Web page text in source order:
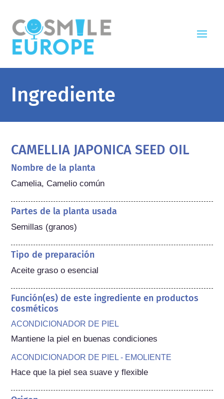
Ingrediente
CAMELLIA JAPONICA SEED OIL
Nombre de la planta
Camelia, Camelio común
Partes de la planta usada
Semillas (granos)
Tipo de preparación
Aceite graso o esencial
Función(es) de este ingrediente en productos
cosméticos
ACONDICIONADOR DE PIEL
Mantiene la piel en buenas condiciones
ACONDICIONADOR DE PIEL - EMOLIENTE
Hace que la piel sea suave y flexible